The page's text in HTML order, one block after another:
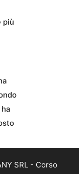
più
SRL - Corso